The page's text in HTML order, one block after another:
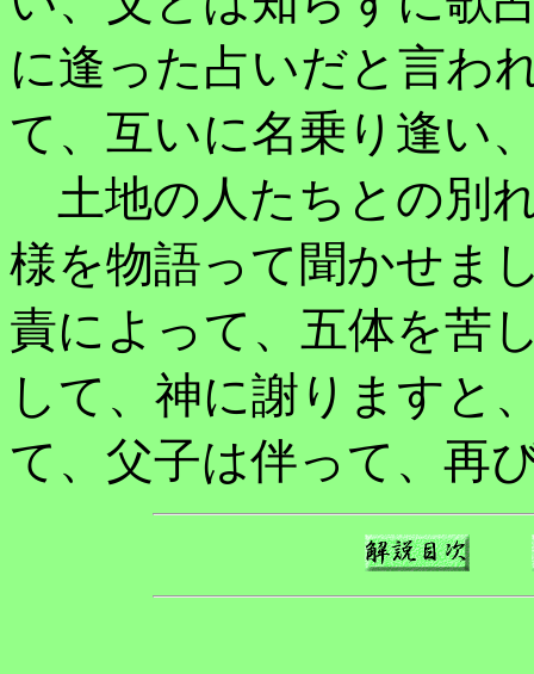
に逢った占いだと言わ
て、互いに名乗り逢い
土地の人たちとの別
様を物語って聞かせま
責によって、五体を苦
して、神に謝りますと
て、父子は伴って、再